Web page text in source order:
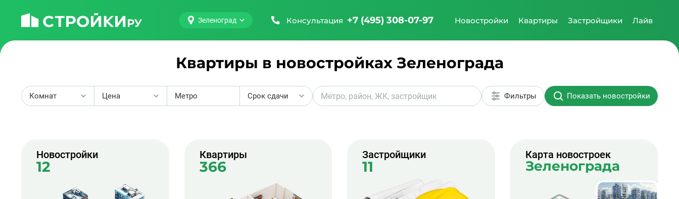
Зеленоград Консультация +7 (495) 308-07-97 Новостройки Квартиры Застройщики Лайв
Квартиры в новостройках Зеленограда
Комнат Цена Метро Срок сдачи Фильтры Показать новостройки
Новостройки
12
Квартиры
366
Застройщики
11
Карта новостроек
Зеленограда